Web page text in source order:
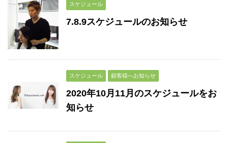
スケジュール
7.8.9スケジュールのお知らせ
スケジュール 顧客様へお知らせ
2020年10月11月のスケジュールをお
知らせ